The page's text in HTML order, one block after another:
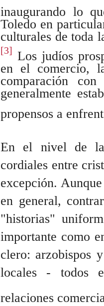
inaugurando lo
Toledo en
culturales de toda
[3] Los judíos
en el comercio,
comparación
generalmente
propensos a
En el nivel de la
cordiales entre
excepción.
en general,
"historias"
importante como
clero: arzobispos
locales - todos
relaciones